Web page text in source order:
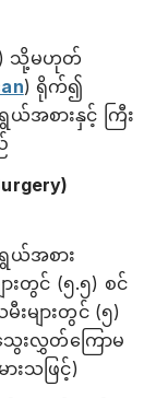
) သို့မဟုတ်
) ရိုက်၍
အစားနှင့် ကြီး
ယ်အစား
းတွင် (၅.၅) စင်
များတွင် (၅)
းလွှတ်ကြောမ
းသဖြင့်)